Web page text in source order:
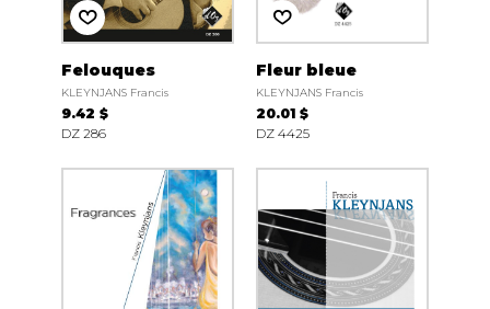
Felouques
KLEYNJANS Francis
9.42 $
DZ 286
Fleur bleue
KLEYNJANS Francis
20.01 $
DZ 4425